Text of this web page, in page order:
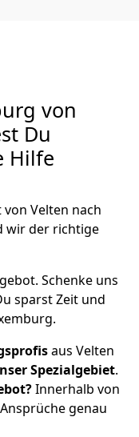
von
Du
Hilfe
von Velten nach
wir der richtige
Schenke uns
sparst Zeit und
aus Velten
Spezialgebiet.
Innerhalb von
genau